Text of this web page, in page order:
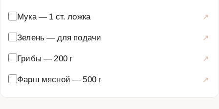
Мука— 1 ст. ложка
Зелень — для подачи
Грибы — 200 г
Фарш мясной — 500 г